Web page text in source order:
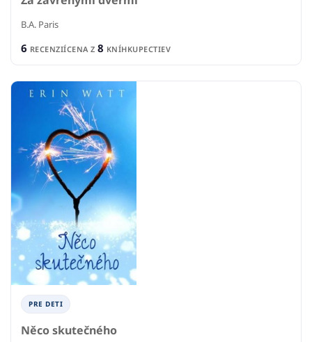
B.A. Paris
6 RECENZIÍCENA Z 8 KNÍHKUPECTIEV
PRE DETI
Něco skutečného